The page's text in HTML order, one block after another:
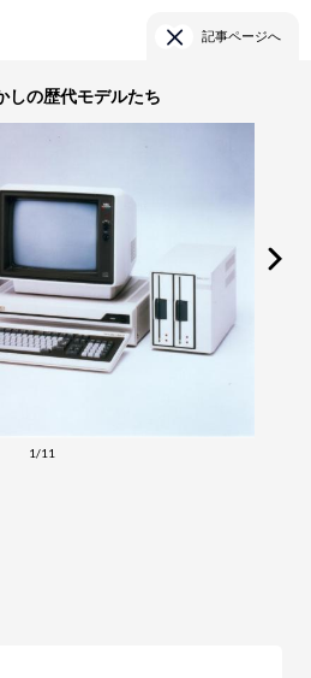
記事ページへ
しの歴代モデルたち
1/11